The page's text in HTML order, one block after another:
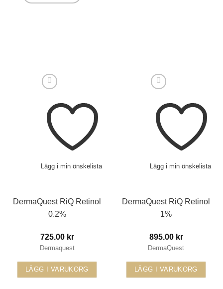
Lägg i min önskelista
DermaQuest RiQ Retinol
0.2%
725.00 kr
Dermaquest
LÄGG I VARUKORG
Lägg i min önskelista
DermaQuest RiQ Retinol
1%
895.00 kr
DermaQuest
LÄGG I VARUKORG